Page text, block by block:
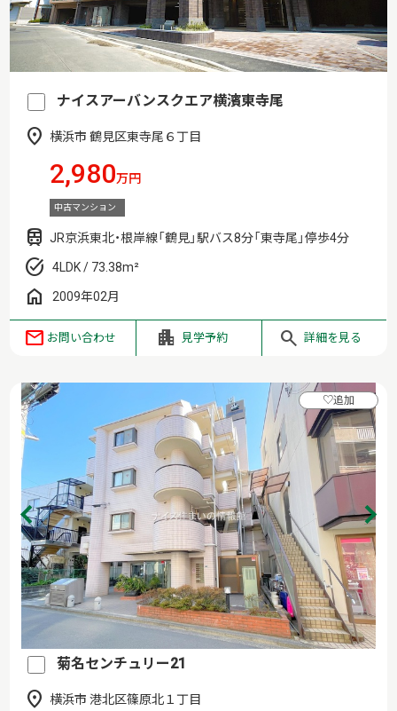
ナイスアーバンスクエア横濱東寺尾
横浜市 鶴見区東寺尾６丁目
2,980万円
中古マンション
JR京浜東北・根岸線「鶴見」駅バス8分「東寺尾」停歩4分
4LDK / 73.38m²
2009年02月
お問い合わせ 見学予約 詳細を見る
菊名センチュリー21
横浜市 港北区篠原北１丁目
♡追加